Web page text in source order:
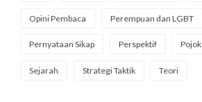
Opini Pembaca Perempuan dan LGBT
Pernyataan Sikap Perspektif Pojok
Sejarah Strategi Taktik Teori